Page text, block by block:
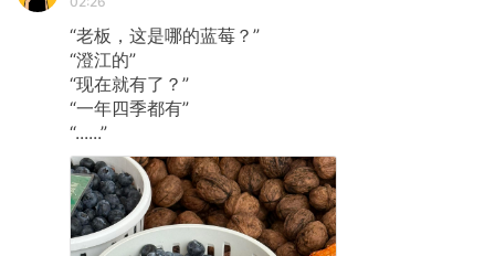
“老板，这是哪的蓝莓？”
“澄江的”
“现在就有了？”
“一年四季都有”
“......”